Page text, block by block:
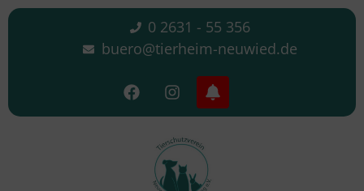
0 2631 - 55 356
buero@tierheim-neuwied.de